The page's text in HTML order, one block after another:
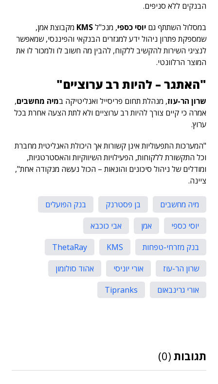
הבנקים ללא סניפים.
במסלול השתתף גם יוסי כספי, מנכ"לKMS מקבוצת אמן,
שמספקת פתרון ניהול ידע למגזרים הבנקאי והפיננסי, שמאפשר
לנציגי השירות להקשיב ללקוח, להבין מה חשוב לו ולמכור לו את
המוצר הרלוונטי.
"האתגר – להיות רב ערוציים"
שרון הר-עוז, מנהלת תחום פריסייל ואנליטיקה במיה מחשבים,
אמרה כי קיים צורך להיות רב ערוציים ולא לתת הצעה אחרת בכל
ערוץ.
"המערכות התפעוליות אינן קשורות אך היכולת האנליטית מחברת
וכל התקשורת ללקוחות, הפעילויות השיווקיות והאסטרטגיות,
ומודלים של ניהול סיכונים והונאות – הכול נעשה מנקודה אחת",
ציינה.
מיה מחשבים בן פסטרנק
בנק הפועלים
יוסי כספי
אמן
אבי כוכבא
בנק מזרחי-טפחות
KMS
ThetaRay
שרון הר-עוז
אורי יוניסי
אהוד סולומון
אורי גרינבאום
Tipranks
תגובות (0)